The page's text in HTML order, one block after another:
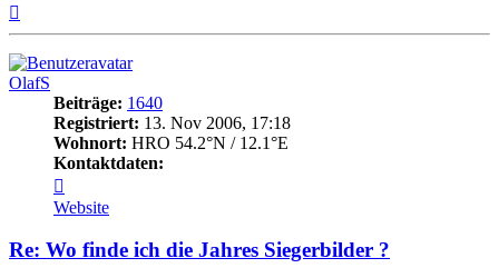
OlafS
Beiträge: 1640
Registriert: 13. Nov 2006, 17:18
Wohnort: HRO 54.2°N / 12.1°E
Kontaktdaten:
von
OlafS
Website
Re: Wo finde ich die Jahres Siegerbilder ?